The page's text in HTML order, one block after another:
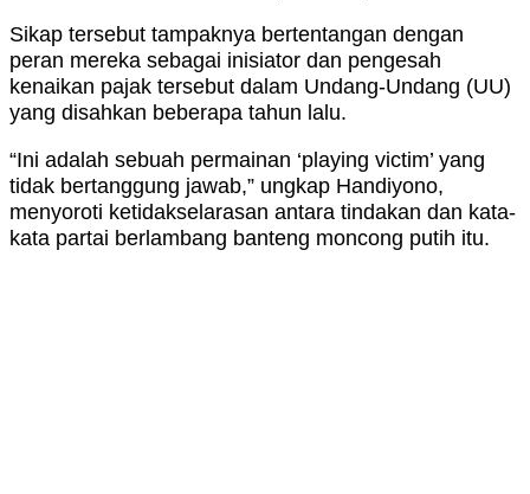
Sikap tersebut tampaknya bertentangan dengan
peran mereka sebagai inisiator dan pengesah
kenaikan pajak tersebut dalam Undang-Undang (UU)
yang disahkan beberapa tahun lalu.
“Ini adalah sebuah permainan ‘playing victim’ yang
tidak bertanggung jawab,” ungkap Handiyono,
menyoroti ketidakselarasan antara tindakan dan kata-
kata partai berlambang banteng moncong putih itu.